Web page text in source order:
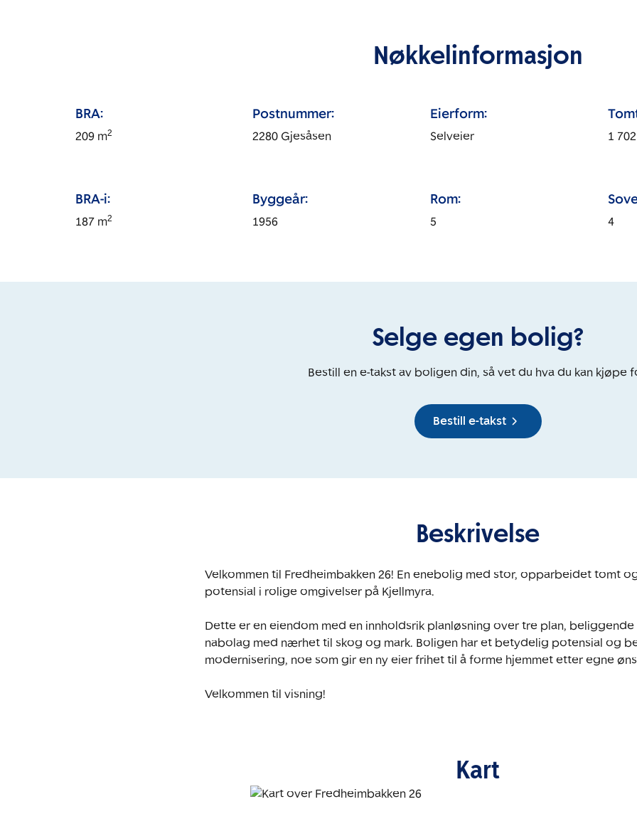
Nøkkelinformasjon
BRA:
209m2
Postnummer:
2280 Gjesåsen
Eierform:
Selveier 1 702
BRA-i:
187m2
Byggeår:
1956
Rom:
5 4
Selge egen bolig?
Bestill en e-takst av boligen din, så vet du hva du kan kjøpe
Bestill e-takst
Beskrivelse
Velkommen til Fredheimbakken 26! En enebolig med stor, opparbeidet tomt
potensial i rolige omgivelser på Kjellmyra.
Dette er en eiendom med en innholdsrik planløsning over tre plan,
nabolag med nærhet til skog og mark. Boligen har et betydelig potensial og
modernisering, noe som gir en ny eier frihet til å forme hjemmet etter egne
Velkommen til visning!
Kart